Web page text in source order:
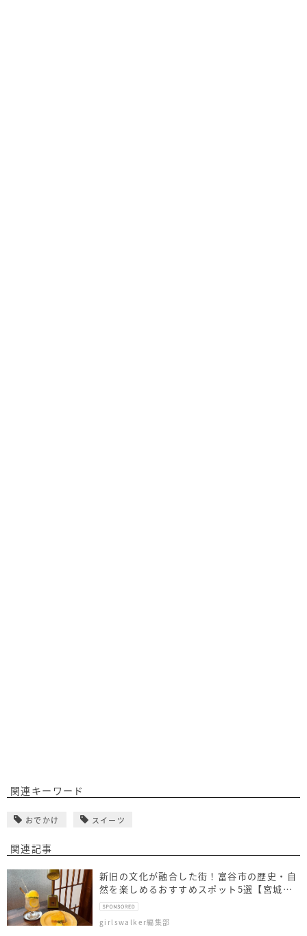
関連キーワード
おでかけ スイーツ
関連記事
新旧の文化が融合した街！富谷市の歴史・自
然を楽しめるおすすめスポット5選【宮城
県】
girlswalker編集部